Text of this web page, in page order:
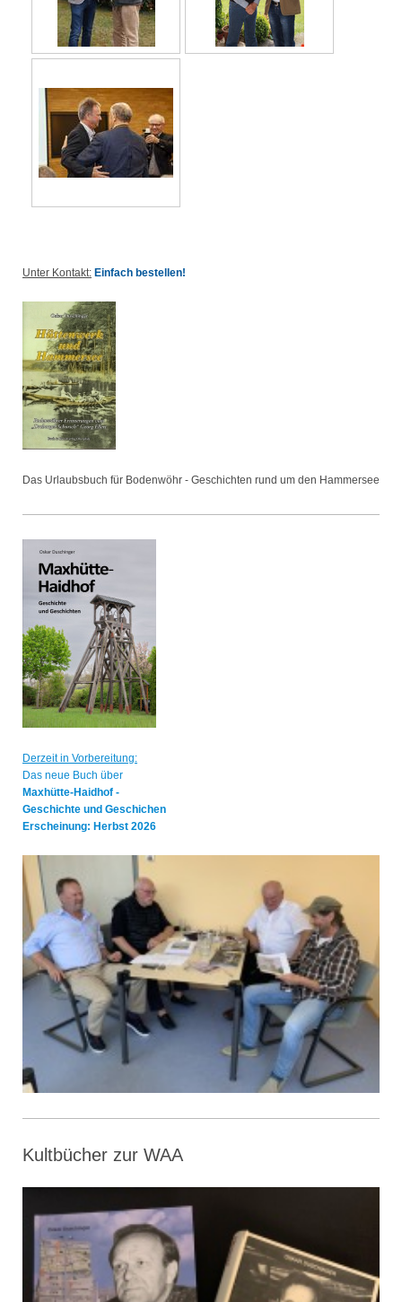
Unter Kontakt: Einfach bestellen!
Das Urlaubsbuch für Bodenwöhr - Geschichten rund um den Hammersee
Derzeit in Vorbereitung:
Das neue Buch über
Maxhütte-Haidhof -
Geschichte und Geschichen
Erscheinung: Herbst 2026
Kultbücher zur WAA